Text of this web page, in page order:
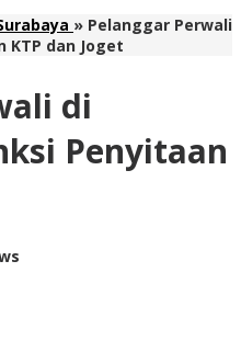
» Pelanggar Perwali
KTP dan Joget
di
Penyitaan